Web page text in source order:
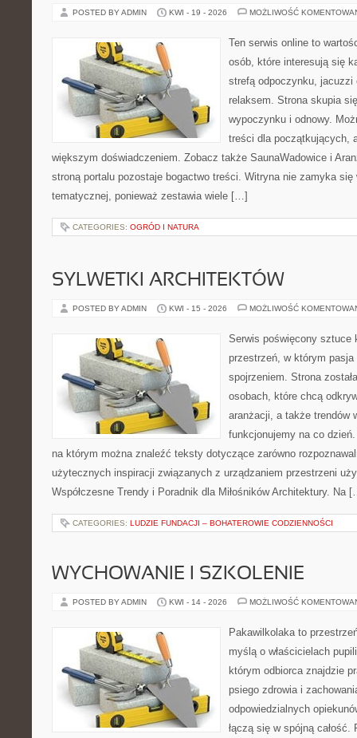
POSTED BY ADMIN KWI - 19 - 2026 MOŻLIWOŚĆ
Ten serwis online to
osób, które interesują się
strefą odpoczynku, jacuzzi
relaksem. Strona skupia
wypoczynku i odnowy.
treści dla początkujących,
większym doświadczeniem. Zobacz także SaunaWadowice i
stroną portalu pozostaje bogactwo treści. Witryna nie zamyka się
tematycznej, ponieważ zestawia wiele […]
CATEGORIES: OGRÓD I NATURA
SYLWETKI ARCHITEKTÓW
POSTED BY ADMIN KWI - 15 - 2026 MOŻLIWOŚĆ
Serwis poświęcony sztuce
przestrzeń, w którym
spojrzeniem. Strona
osobach, które chcą
aranżacji, a także trendów
funkcjonujemy na co
na którym można znaleźć teksty dotyczące zarówno
użytecznych inspiracji związanych z urządzaniem przestrzeni
Współczesne Trendy i Poradnik dla Miłośników Architektury. Na
CATEGORIES: LUDZIE FUNDACJI – BOHATEROWIE CODZIENNOŚCI
WYCHOWANIE I SZKOLENIE
POSTED BY ADMIN KWI - 14 - 2026 MOŻLIWOŚĆ
Pakawilkolaka to
myślą o właścicielach
którym odbiorca znajdzie
psiego zdrowia i
odpowiedzialnych
łączą się w spójną